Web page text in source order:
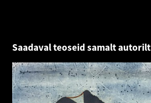
Saadaval teoseid samalt autorilt